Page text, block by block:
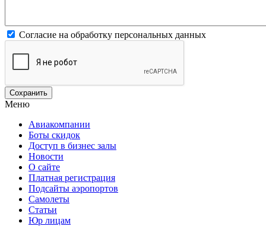
Согласие на обработку персональных данных
Меню
Авиакомпании
Боты скидок
Доступ в бизнес залы
Новости
О сайте
Платная регистрация
Подсайты аэропортов
Самолеты
Статьи
Юр лицам